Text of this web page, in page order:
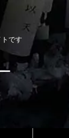
です